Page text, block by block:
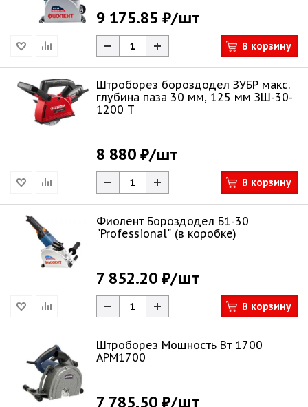
9 175.85 ₽/шт
В корзину
Штроборез бороздодел ЗУБР макс.
глубина паза 30 мм, 125 мм ЗШ-30-
1200 Т
8 880 ₽/шт
В корзину
Фиолент Бороздодел Б1-30
"Professional" (в коробке)
7 852.20 ₽/шт
В корзину
Штроборез Мощность Вт 1700
AРМ1700
7 785.50 ₽/шт